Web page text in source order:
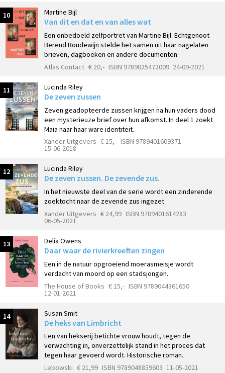
10 Martine Bijl
Van dit en dat en van alles wat
Een onbedoeld zelfportret van Martine Bijl. Echtgenoot
Berend Boudewijn stelde het samen uit haar nagelaten
brieven, dagboeken en andere documenten.
Atlas Contact € 20,- ISBN 9789025472009 24-09-2021
11 Lucinda Riley
De zeven zussen
Zeven geadopteerde zussen krijgen na hun vaders dood
een mysterieuze brief over hun afkomst. In deel 1 zoekt
Maia naar haar ware identiteit.
Xander Uitgevers € 15,- ISBN 9789401609371
15-06-2018
12 Lucinda Riley
De zeven zussen. De zevende zus.
In het nieuwste deel van de serie wordt een zinderende
zoektocht naar de zevende zus ingezet.
Xander Uitgevers € 24,99 ISBN 9789401614283
06-05-2021
13 Delia Owens
Daar waar de rivierkreeften zingen
Een in de natuur opgroeiend moerasmeisje wordt
verdacht van moord op een stadsjongen.
The House of Books € 15,- ISBN 9789044361650
12-01-2021
14 Susan Smit
De heks van Limbricht
Een van hekserij betichte vrouw houdt, tegen de
verwachting in, onverzettelijk stand in het proces dat
tegen haar gevoerd wordt. Historische roman.
Lebowski € 21,99 ISBN 9789048859603 11-05-2021